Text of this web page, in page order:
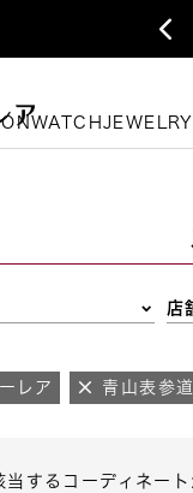

WATCHJEWELRY
店
レア 青山表参
当するコーディネー